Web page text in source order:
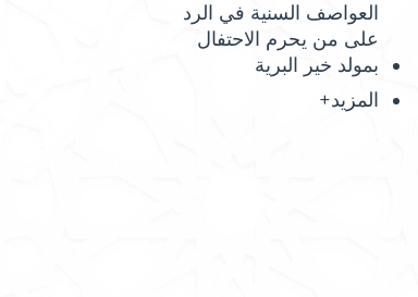
العواصف السنية في الرد
على من يحرم الاحتفال
بمولد خير البرية
المزيد+